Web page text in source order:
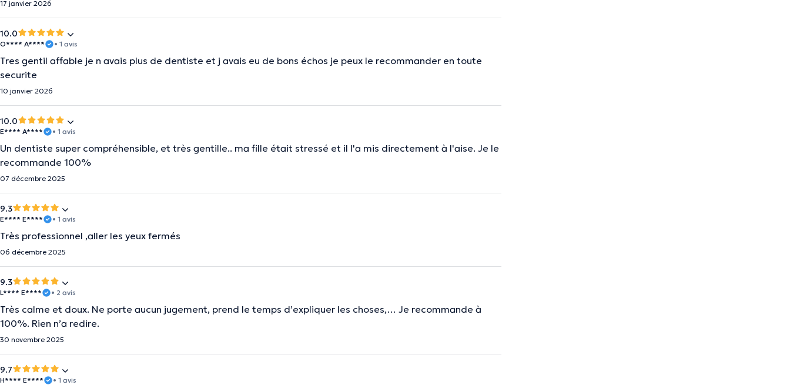
17 janvier 2026
10.0
O**** A**** • 1 avis
Tres gentil affable je n avais plus de dentiste et j avais eu de bons échos je peux le recommander en toute
securite
10 janvier 2026
10.0
E**** A**** • 1 avis
Un dentiste super compréhensible, et très gentille.. ma fille était stressé et il l'a mis directement à l'aise. Je le
recommande 100%
07 décembre 2025
9.3
E**** E**** • 1 avis
Très professionnel ,aller les yeux fermés
06 décembre 2025
9.3
L**** E**** • 2 avis
Très calme et doux. Ne porte aucun jugement, prend le temps d’expliquer les choses,… Je recommande à
100%. Rien n’a redire.
30 novembre 2025
9.7
H**** E**** • 1 avis